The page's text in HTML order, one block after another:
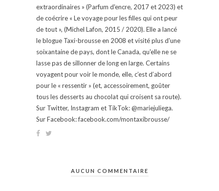
extraordinaires » (Parfum d'encre, 2017 et 2023) et
de coécrire « Le voyage pour les filles qui ont peur
de tout », (Michel Lafon, 2015 / 2020). Elle a lancé
le blogue Taxi-brousse en 2008 et visité plus d'une
soixantaine de pays, dont le Canada, qu'elle ne se
lasse pas de sillonner de long en large. Certains
voyagent pour voir le monde, elle, c’est d’abord
pour le « ressentir » (et, accessoirement, goûter
tous les desserts au chocolat qui croisent sa route).
Sur Twitter, Instagram et TikTok: @mariejuliega.
Sur Facebook: facebook.com/montaxibrousse/
AUCUN COMMENTAIRE